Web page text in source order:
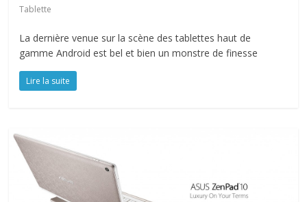
Tablette
La dernière venue sur la scène des tablettes haut de
gamme Android est bel et bien un monstre de finesse
Lire la suite